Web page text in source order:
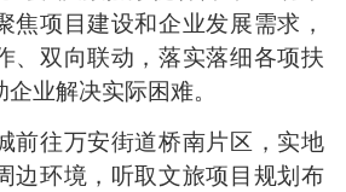
焦项目建设和企业发展需求，
、双向联动，落实落细各项扶
业解决实际困难。
往万安街道桥南片区，实地
边环境，听取文旅项目规划布